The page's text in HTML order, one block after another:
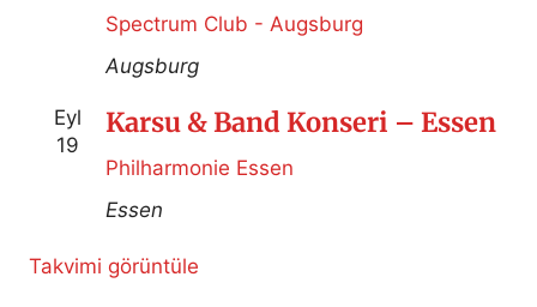
Spectrum Club - Augsburg
Augsburg
Eyl
19
Karsu & Band Konseri – Essen
Philharmonie Essen
Essen
Takvimi görüntüle